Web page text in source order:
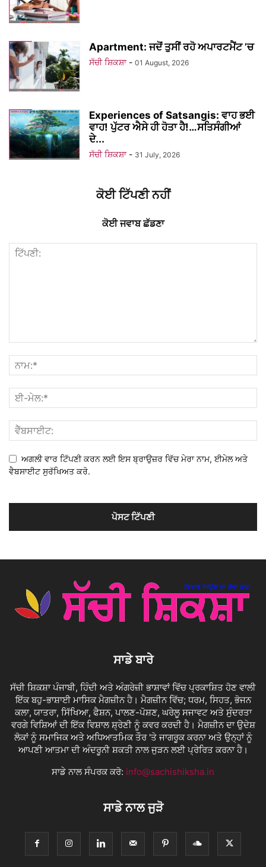
Apartment: ਜਦੋਂ ਤੁਸੀਂ ਰਹੋ ਅਪਾਰਟਮੈਂਟ ’ਚ
ਸੱਚੀ ਸ਼ਿਕਸ਼ਾ - 01 August, 2026
Experiences of Satsangis: ਵਾਹ ਭਈ
ਵਾਹ! ਪੁੱਟਰ ਐਸੇ ਹੀ ਹੋਤਾ ਹੈ!…ਸਤਿਸੰਗੀਆਂ
ਦੇ...
ਸੱਚੀ ਸ਼ਿਕਸ਼ਾ - 31 July, 2026
ਕੋਈ ਟਿੱਪਣੀ ਨਹੀਂ
ਕੋਈ ਜਵਾਬ ਛੱਡਣਾ
ਅਗਲੀ ਵਾਰ ਟਿੱਪਣੀ ਕਰਨ ਲਈ ਇਸ ਬ੍ਰਾਉਜ਼ਰ ਵਿੱਚ ਮੇਰਾ ਨਾਮ, ਈਮੇਲ ਅਤੇ
ਵੈਬਸਾਈਟ ਸੁਰੱਖਿਅਤ ਕਰੋ.
ਸਾਡੇ ਬਾਰੇ
ਸੱਚੀ ਸ਼ਿਕਸ਼ਾ ਪੰਜਾਬੀ, ਹਿੰਦੀ ਅਤੇ ਅੰਗਰੇਜ਼ੀ ਭਾਸ਼ਾਵਾਂ ਵਿੱਚ ਪ੍ਰਕਾਸ਼ਿਤ ਹੋਣ ਵਾਲੀ
ਇੱਕ ਬਹੁ-ਭਾਸ਼ਾਈ ਮਾਸਿਕ ਮੈਗਜ਼ੀਨ ਹੈ। ਮੈਗਜ਼ੀਨ ਵਿੱਚ; ਧਰਮ, ਸਿਹਤ, ਭੋਜਨ
ਕਲਾ, ਯਾਤਰਾ, ਸਿੱਖਿਆ, ਫੈਸ਼ਨ, ਪਾਲਣ-ਪੋਸ਼ਣ, ਘਰੇਲੂ ਸਜਾਵਟ ਅਤੇ ਸੁੰਦਰਤਾ
ਵਰਗੇ ਵਿਸ਼ਿਆਂ ਦੀ ਇੱਕ ਵਿਸ਼ਾਲ ਸ਼੍ਰੇਣੀ ਨੂੰ ਕਵਰ ਕਰਦੀ ਹੈ। ਮੈਗਜ਼ੀਨ ਦਾ ਉਦੇਸ਼
ਲੋਕਾਂ ਨੂੰ ਸਮਾਜਿਕ ਅਤੇ ਅਧਿਆਤਮਿਕ ਤੌਰ 'ਤੇ ਜਾਗਰੂਕ ਕਰਨਾ ਅਤੇ ਉਨ੍ਹਾਂ ਨੂੰ
ਆਪਣੀ ਆਤਮਾ ਦੀ ਅੰਦਰੂਨੀ ਸ਼ਕਤੀ ਨਾਲ ਜੁੜਨ ਲਈ ਪ੍ਰੇਰਿਤ ਕਰਨਾ ਹੈ।
ਸਾਡੇ ਨਾਲ ਸੰਪਰਕ ਕਰੋ: info@sachishiksha.in
ਸਾਡੇ ਨਾਲ ਜੁੜੋ